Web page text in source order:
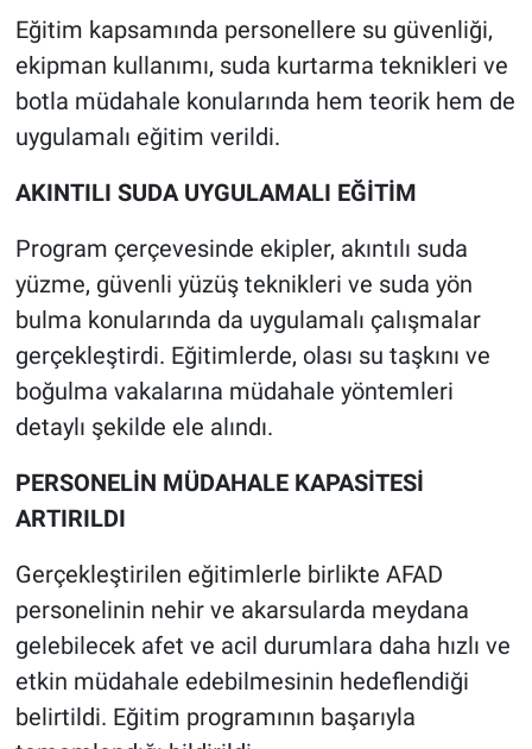
Eğitim kapsamında personellere su güvenliği,
ekipman kullanımı, suda kurtarma teknikleri ve
botla müdahale konularında hem teorik hem de
uygulamalı eğitim verildi.
AKINTILI SUDA UYGULAMALI EĞİTİM
Program çerçevesinde ekipler, akıntılı suda
yüzme, güvenli yüzüş teknikleri ve suda yön
bulma konularında da uygulamalı çalışmalar
gerçekleştirdi. Eğitimlerde, olası su taşkını ve
boğulma vakalarına müdahale yöntemleri
detaylı şekilde ele alındı.
PERSONELİN MÜDAHALE KAPASİTESİ
ARTIRILDI
Gerçekleştirilen eğitimlerle birlikte AFAD
personelinin nehir ve akarsularda meydana
gelebilecek afet ve acil durumlara daha hızlı ve
etkin müdahale edebilmesinin hedeflendiği
belirtildi. Eğitim programının başarıyla